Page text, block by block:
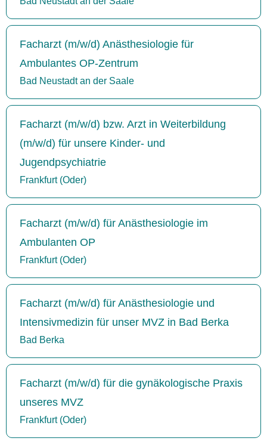
Facharzt (m/w/d) Anästhesiologie für
Ambulantes OP-Zentrum
Bad Neustadt an der Saale
Facharzt (m/w/d) bzw. Arzt in Weiterbildung
(m/w/d) für unsere Kinder- und
Jugendpsychiatrie
Frankfurt (Oder)
Facharzt (m/w/d) für Anästhesiologie im
Ambulanten OP
Frankfurt (Oder)
Facharzt (m/w/d) für Anästhesiologie und
Intensivmedizin für unser MVZ in Bad Berka
Bad Berka
Facharzt (m/w/d) für die gynäkologische Praxis
unseres MVZ
Frankfurt (Oder)